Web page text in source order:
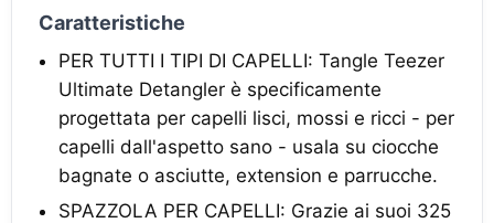
Caratteristiche
PER TUTTI I TIPI DI CAPELLI: Tangle Teezer
Ultimate Detangler è specificamente
progettata per capelli lisci, mossi e ricci - per
capelli dall'aspetto sano - usala su ciocche
bagnate o asciutte, extension e parrucche.
SPAZZOLA PER CAPELLI: Grazie ai suoi 325